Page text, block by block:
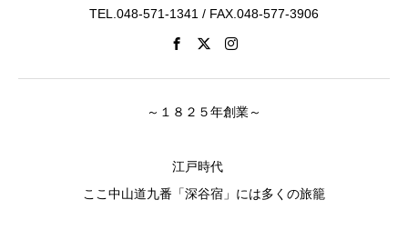
TEL.048-571-1341 / FAX.048-577-3906
～１８２５年創業～
江戸時代
ここ中山道九番「深谷宿」には多くの旅籠